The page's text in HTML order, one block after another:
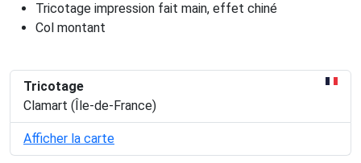
Tricotage impression fait main, effet chiné
Col montant
Tricotage
Clamart (Île-de-France)
Afficher la carte